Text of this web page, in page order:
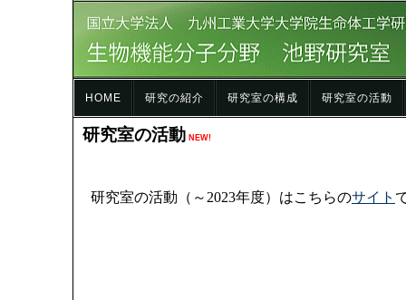
HOME 研究の紹介 研究室の構成 研究室の活動
研究室の活動 NEW!
研究室の活動（～2023年度）はこちらのサイト